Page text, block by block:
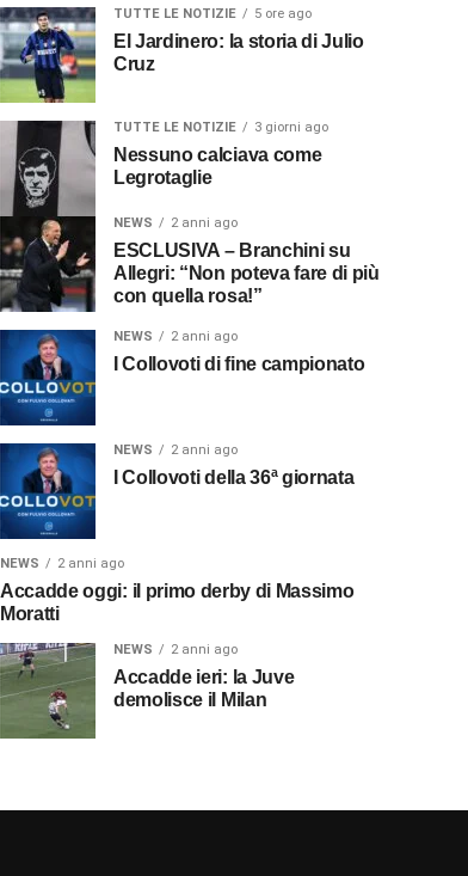
TUTTE LE NOTIZIE 5 ore ago
El Jardinero: la storia di Julio
Cruz
TUTTE LE NOTIZIE 3 giorni ago
Nessuno calciava come
Legrotaglie
NEWS 2 anni ago
ESCLUSIVA – Branchini su
Allegri: “Non poteva fare di più
con quella rosa!”
NEWS 2 anni ago
I Collovoti di fine campionato
NEWS 2 anni ago
I Collovoti della 36ª giornata
NEWS 2 anni ago
Accadde oggi: il primo derby di Massimo
Moratti
NEWS 2 anni ago
Accadde ieri: la Juve
demolisce il Milan